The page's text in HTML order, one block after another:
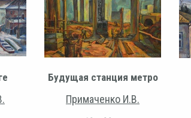
Будущая станция метро
Примаченко И.В.